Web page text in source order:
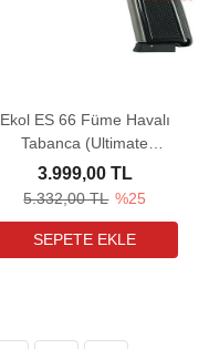
Ekol ES 66 Füme Havalı
Tabanca (Ultimate
Combo)
5.332,00 TL %25
3.999,00 TL